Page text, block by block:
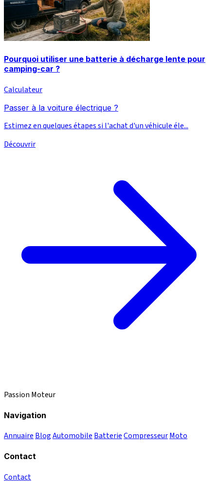
Pourquoi utiliser une batterie à décharge lente pour
camping-car ?
Calculateur
Passer à la voiture électrique ?
Estimez en quelques étapes si l'achat d'un véhicule éle...
Découvrir
Passion Moteur
Navigation
Annuaire BlogAutomobile BatterieCompresseurMoto
Contact
Contact